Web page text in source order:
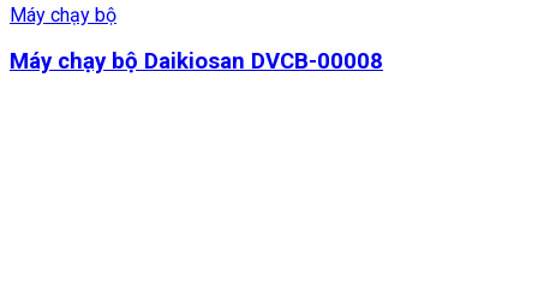
Máy chạy bộ
Máy chạy bộ Daikiosan DVCB-00008